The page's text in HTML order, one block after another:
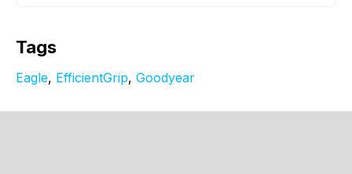
Tags
Eagle, EfficientGrip, Goodyear